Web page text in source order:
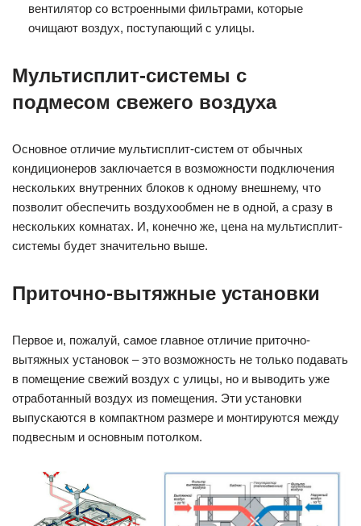
вентилятор со встроенными фильтрами, которые
очищают воздух, поступающий с улицы.
Мультисплит-системы с
подмесом свежего воздуха
Основное отличие мультисплит-систем от обычных
кондиционеров заключается в возможности подключения
нескольких внутренних блоков к одному внешнему, что
позволит обеспечить воздухообмен не в одной, а сразу в
нескольких комнатах. И, конечно же, цена на мультисплит-
системы будет значительно выше.
Приточно-вытяжные установки
Первое и, пожалуй, самое главное отличие приточно-
вытяжных установок – это возможность не только подавать
в помещение свежий воздух с улицы, но и выводить уже
отработанный воздух из помещения. Эти установки
выпускаются в компактном размере и монтируются между
подвесным и основным потолком.